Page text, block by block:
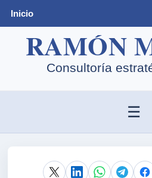
Inicio
☰